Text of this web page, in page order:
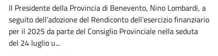
Il Presidente della Provincia di Benevento, Nino Lombardi, a
seguito dell’adozione del Rendiconto dell’esercizio finanziario
per il 2025 da parte del Consiglio Provinciale nella seduta
del 24 luglio u...